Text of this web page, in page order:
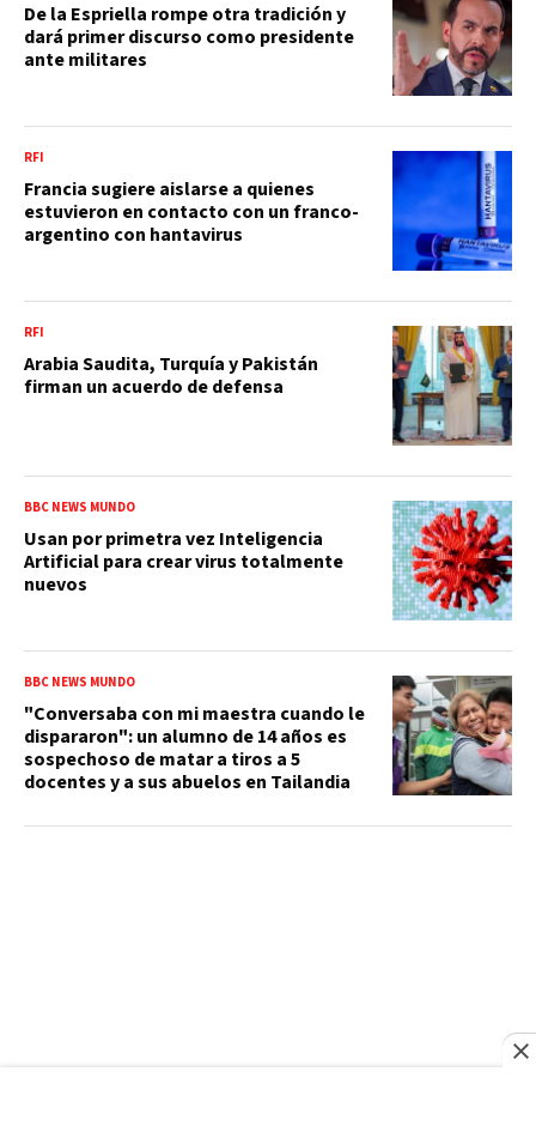
De la Espriella rompe otra tradición y
dará primer discurso como presidente
ante militares
RFI
Francia sugiere aislarse a quienes
estuvieron en contacto con un franco-
argentino con hantavirus
RFI
Arabia Saudita, Turquía y Pakistán
firman un acuerdo de defensa
BBC NEWS MUNDO
Usan por primetra vez Inteligencia
Artificial para crear virus totalmente
nuevos
BBC NEWS MUNDO
"Conversaba con mi maestra cuando le
dispararon": un alumno de 14 años es
sospechoso de matar a tiros a 5
docentes y a sus abuelos en Tailandia